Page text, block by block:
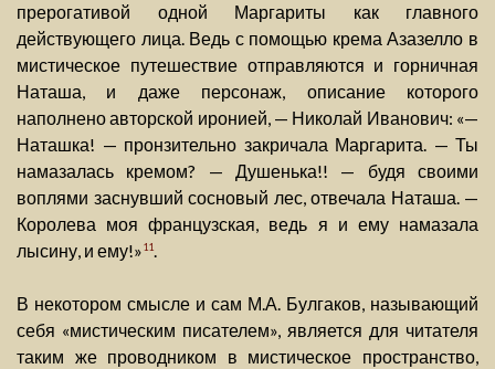
прерогативой одной Маргариты как главного
действующего лица. Ведь с помощью крема Азазелло в
мистическое путешествие отправляются и горничная
Наташа, и даже персонаж, описание которого
наполнено авторской иронией, — Николай Иванович: «—
Наташка! — пронзительно закричала Маргарита. — Ты
намазалась кремом? — Душенька!! — будя своими
воплями заснувший сосновый лес, отвечала Наташа. —
Королева моя французская, ведь я и ему намазала
лысину, и ему!»11.
В некотором смысле и сам М.А. Булгаков, называющий
себя «мистическим писателем», является для читателя
таким же проводником в мистическое пространство,